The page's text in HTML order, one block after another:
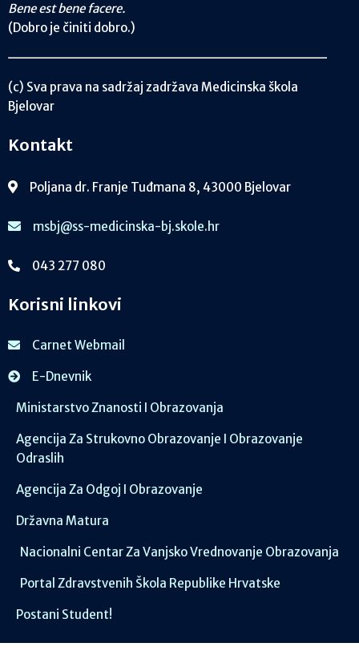
Bene est bene facere.
(Dobro je činiti dobro.)
(c) Sva prava na sadržaj zadržava Medicinska škola
Bjelovar
Kontakt
Poljana dr. Franje Tuđmana 8, 43000 Bjelovar
msbj@ss-medicinska-bj.skole.hr
043 277 080
Korisni linkovi
Carnet Webmail
E-Dnevnik
Ministarstvo Znanosti I Obrazovanja
Agencija Za Strukovno Obrazovanje I Obrazovanje
Odraslih
Agencija Za Odgoj I Obrazovanje
Državna Matura
Nacionalni Centar Za Vanjsko Vrednovanje Obrazovanja
Portal Zdravstvenih Škola Republike Hrvatske
Postani Student!